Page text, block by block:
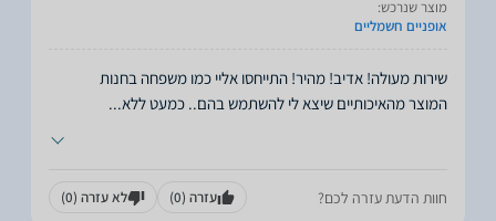
מוצר שנרכש:
אופניים חשמליים
המוצר מהאיכותיים שיצא לי להשתמש בהם.. כמעט ללא...
חוות הדעת עזרה לכם? עזרה (0) לא עזרה (0)